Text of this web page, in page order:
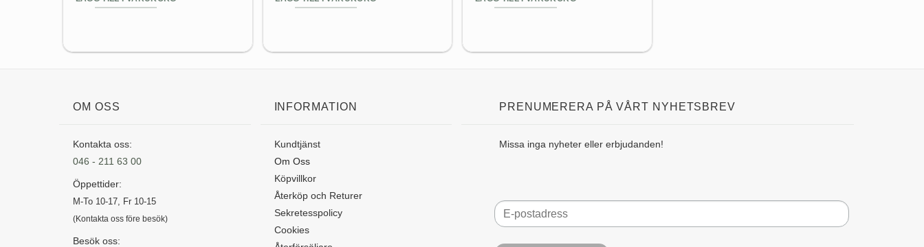
OM OSS
Kontakta oss:
046 - 211 63 00
Öppettider:
M-To 10-17, Fr 10-15
(Kontakta oss före besök)
Besök oss:
INFORMATION
Kundtjänst
Om Oss
Köpvillkor
Återköp och Returer
Sekretesspolicy
Cookies
PRENUMERERA PÅ VÅRT NYHETSBREV
Missa inga nyheter eller erbjudanden!